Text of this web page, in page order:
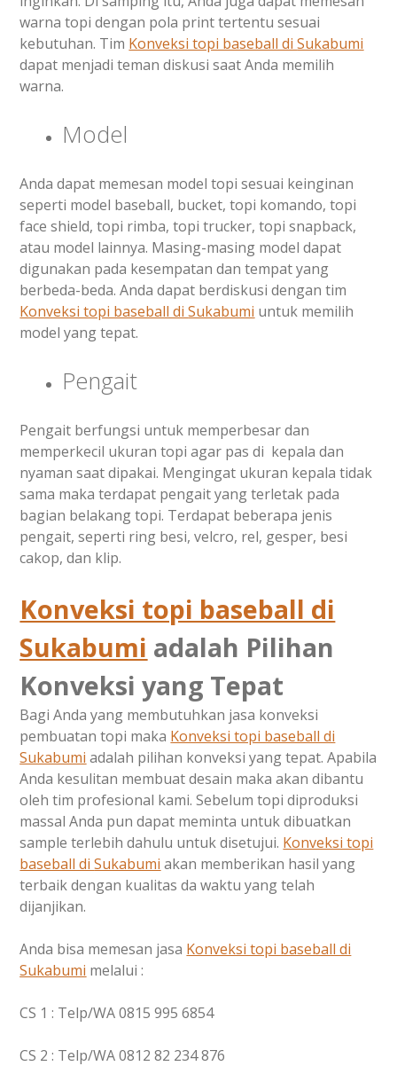
warna topi dengan pola print tertentu sesuai
kebutuhan. Tim Konveksi topi baseball diSukabumi
dapat menjadi teman diskusi saat Anda memilih
warna.
Model
Anda dapat memesan model topi sesuai keinginan
seperti model baseball, bucket, topi komando, topi
face shield, topi rimba, topi trucker, topi snapback,
atau model lainnya. Masing-masing model dapat
digunakan pada kesempatan dan tempat yang
berbeda-beda. Anda dapat berdiskusi dengan tim
Konveksi topi baseball diSukabumi untuk memilih
model yang tepat.
Pengait
Pengait berfungsi untuk memperbesar dan
memperkecil ukuran topi agar pas di kepala dan
nyaman saat dipakai. Mengingat ukuran kepala tidak
sama maka terdapat pengait yang terletak pada
bagian belakang topi. Terdapat beberapa jenis
pengait, seperti ring besi, velcro, rel, gesper, besi
cakop, dan klip.
Konveksi topi baseball di
Sukabumi adalah Pilihan
Konveksi yang Tepat
Bagi Anda yang membutuhkan jasa konveksi
pembuatan topi maka Konveksi topi baseball di
Sukabumi adalah pilihan konveksi yang tepat. Apabila
Anda kesulitan membuat desain maka akan dibantu
oleh tim profesional kami. Sebelum topi diproduksi
massal Anda pun dapat meminta untuk dibuatkan
sample terlebih dahulu untuk disetujui. Konveksi topi
baseball diSukabumi akan memberikan hasil yang
terbaik dengan kualitas da waktu yang telah
dijanjikan.
Anda bisa memesan jasa Konveksi topi baseball di
Sukabumi melalui :
CS 1 : Telp/WA 0815 995 6854
CS 2 : Telp/WA 0812 82 234 876